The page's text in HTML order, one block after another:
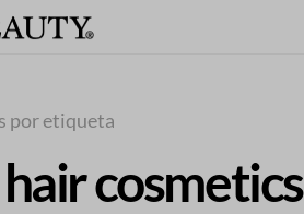
por etiqueta
cosmetics